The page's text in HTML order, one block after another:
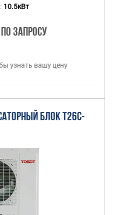
10.5кВт
По запросу
узнать вашу цену
БЛОК T26C-